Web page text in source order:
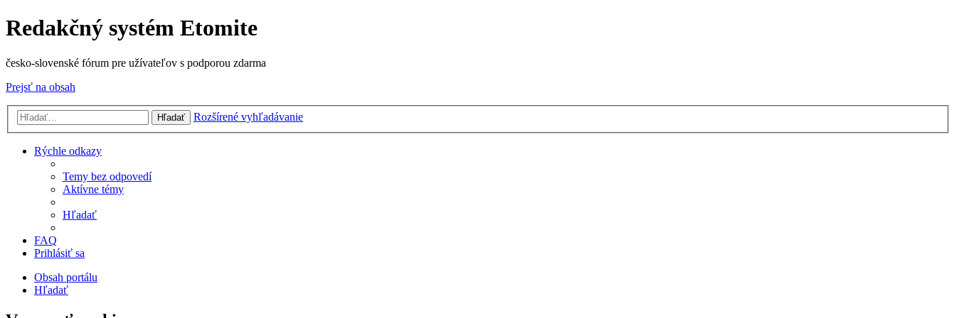
Redakčný systém Etomite
česko-slovenské fórum pre užívateľov s podporou zdarma
Prejsť na obsah
Hľadať Rozšírené vyhľadávanie
Rýchle odkazy
Temy bez odpovedí
Aktívne témy
Hľadať
FAQ
Prihlásiť sa
Obsah portálu
Hľadať